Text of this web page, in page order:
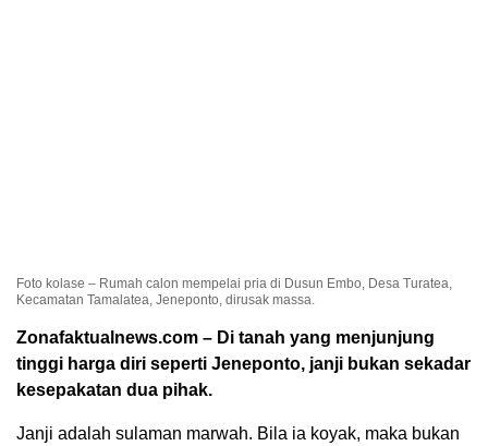
Foto kolase – Rumah calon mempelai pria di Dusun Embo, Desa Turatea,
Kecamatan Tamalatea, Jeneponto, dirusak massa.
Zonafaktualnews.com – Di tanah yang menjunjung
tinggi harga diri seperti Jeneponto, janji bukan sekadar
kesepakatan dua pihak.
Janji adalah sulaman marwah. Bila ia koyak, maka bukan